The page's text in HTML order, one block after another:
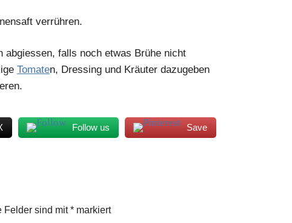
verrühren.
abgiessen, falls noch etwas Brühe nicht
Tomaten, Dressing und Kräuter dazugeben
Follow us Save
Felder sind mit* markiert